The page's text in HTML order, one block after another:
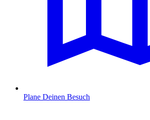
Plane Deinen Besuch